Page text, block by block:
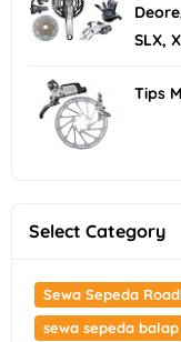
SLX,
Tips
Select Category
Sewa Sepeda
sewa sepeda balap